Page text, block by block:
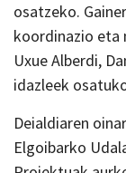
osatzeko.
koordinazio eta
Uxue Alberdi,
idazleek
Deialdiaren
Elgoibarko